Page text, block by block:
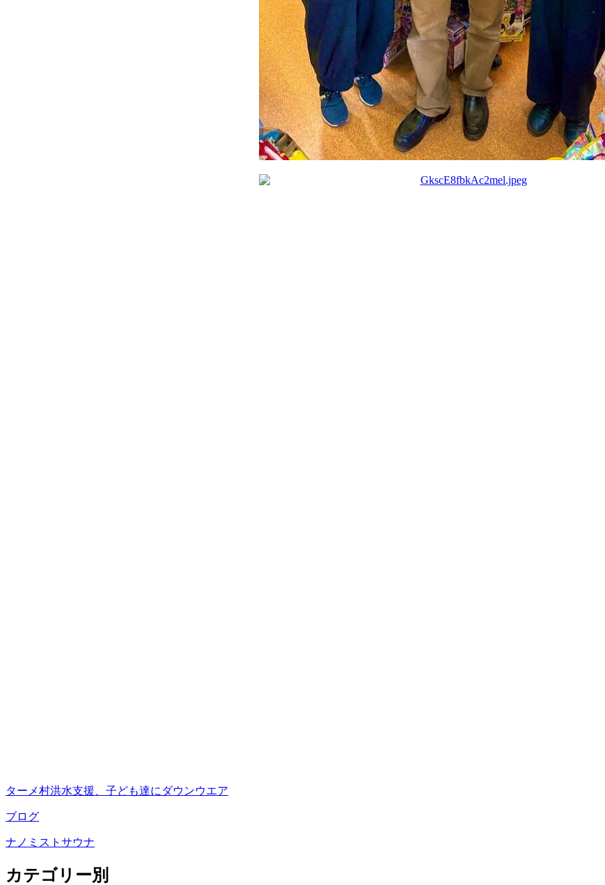
ターメ村洪水支援、子ども達にダウンウエア
ブログ
ナノミストサウナ
カテゴリー別